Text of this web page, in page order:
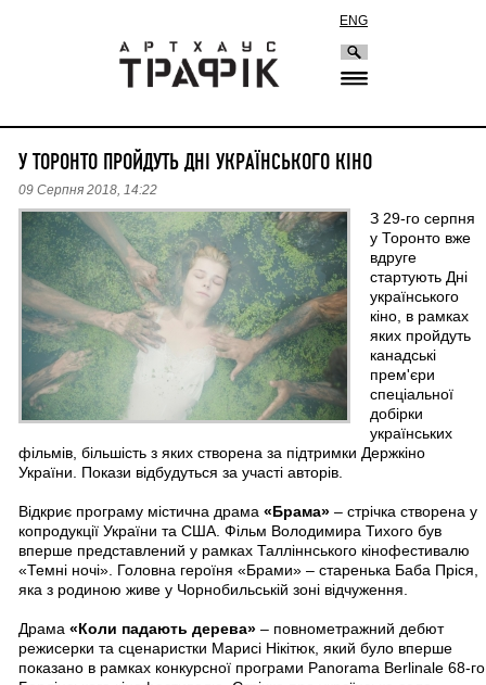
ENG
У ТОРОНТО ПРОЙДУТЬ ДНІ УКРАЇНСЬКОГО КІНО
09 Серпня 2018, 14:22
З 29-го серпня
у Торонто вже
вдруге
стартують Дні
українського
кіно, в рамках
яких пройдуть
канадські
прем'єри
спеціальної
добірки
українських
фільмів, більшість з яких створена за підтримки Держкіно
України. Покази відбудуться за участі авторів.
Відкриє програму містична драма «Брама» – стрічка створена у
копродукції України та США. Фільм Володимира Тихого був
вперше представлений у рамках Талліннського кінофестивалю
«Темні ночі». Головна героїня «Брами» – старенька Баба Пріся,
яка з родиною живе у Чорнобильській зоні відчуження.
Драма «Коли падають дерева» – повнометражний дебют
режисерки та сценаристки Марисі Нікітюк, який було вперше
показано в рамках конкурсної програми Panorama Berlinale 68-го